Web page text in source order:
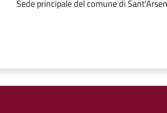
Sede principale del comune di